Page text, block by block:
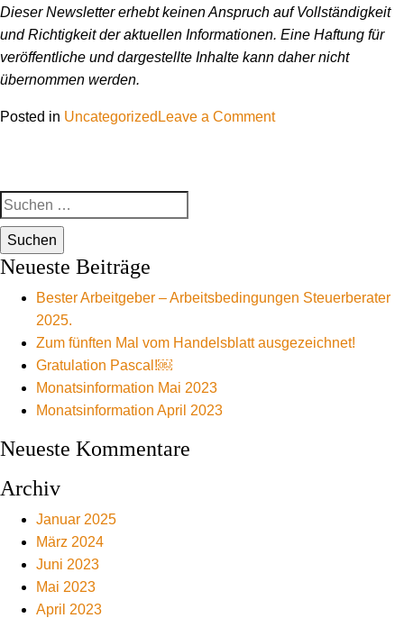
Dieser Newsletter erhebt keinen Anspruch auf Vollständigkeit
und Richtigkeit der aktuellen Informationen. Eine Haftung für
veröffentliche und dargestellte Inhalte kann daher nicht
übernommen werden.
Posted in Uncategorized Leave a Commenton
Suchen
nach:
Neueste Beiträge
Bester Arbeitgeber – Arbeitsbedingungen Steuerberater
2025.
Zum fünften Mal vom Handelsblatt ausgezeichnet!
Gratulation Pascal!￼
Monatsinformation Mai 2023
Monatsinformation April 2023
Neueste Kommentare
Archiv
Januar 2025
März 2024
Juni 2023
Mai 2023
April 2023